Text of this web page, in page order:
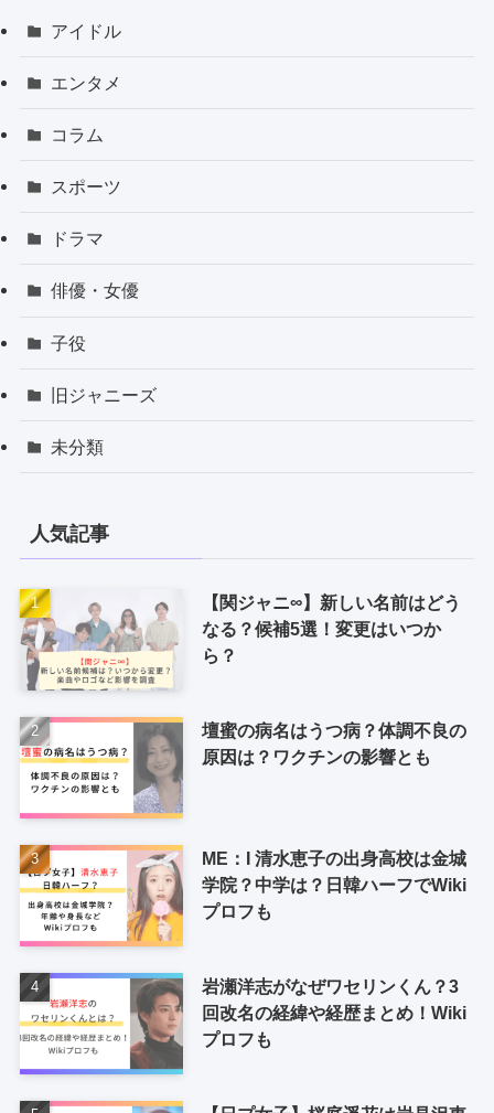
アイドル
エンタメ
コラム
スポーツ
ドラマ
俳優・女優
子役
旧ジャニーズ
未分類
人気記事
【関ジャニ∞】新しい名前はどう
なる？候補5選！変更はいつか
ら？
壇蜜の病名はうつ病？体調不良の
原因は？ワクチンの影響とも
ME：I 清水恵子の出身高校は金城
学院？中学は？日韓ハーフでWiki
プロフも
岩瀬洋志がなぜワセリンくん？3
回改名の経緯や経歴まとめ！Wiki
プロフも